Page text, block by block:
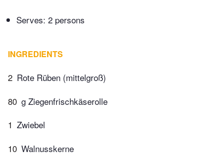
Serves: 2 persons
INGREDIENTS
2 Rote Rüben (mittelgroß)
80 g Ziegenfrischkäserolle
1 Zwiebel
10 Walnusskerne